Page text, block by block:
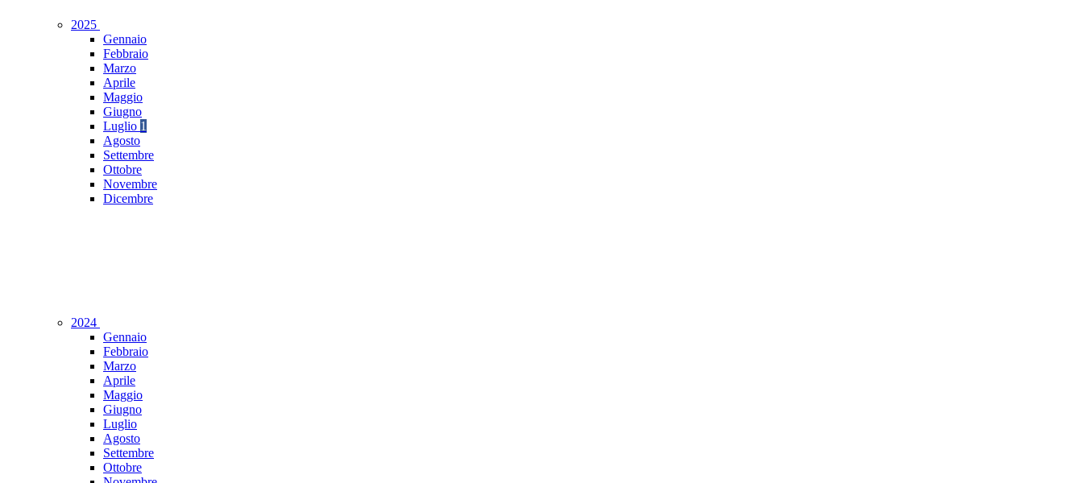
2025
Gennaio
Febbraio
Marzo
Aprile
Maggio
Giugno
Luglio 1
Agosto
Settembre
Ottobre
Novembre
Dicembre
2024
Gennaio
Febbraio
Marzo
Aprile
Maggio
Giugno
Luglio
Agosto
Settembre
Ottobre